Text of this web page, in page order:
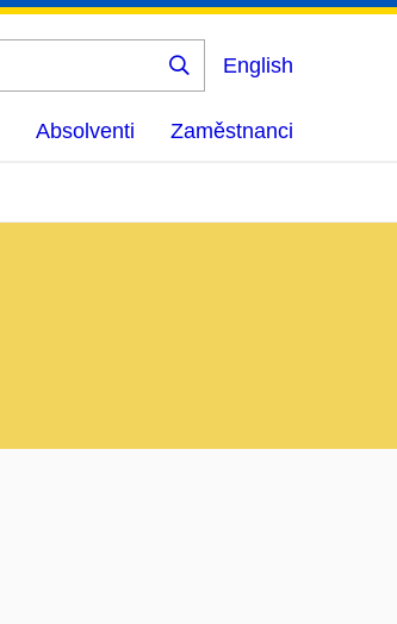
Vyhledat
English
Absolventi Zaměstnanci